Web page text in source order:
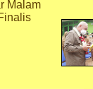
Malam